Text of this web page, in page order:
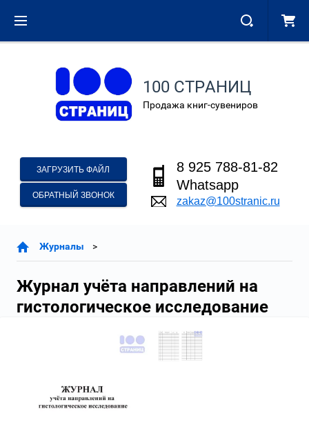
100 СТРАНИЦ
Продажа книг-сувениров
ЗАГРУЗИТЬ ФАЙЛ
ОБРАТНЫЙ ЗВОНОК
8 925 788-81-82
Whatsapp
zakaz@100stranic.ru
Журналы
Журнал учёта направлений на
гистологическое исследование